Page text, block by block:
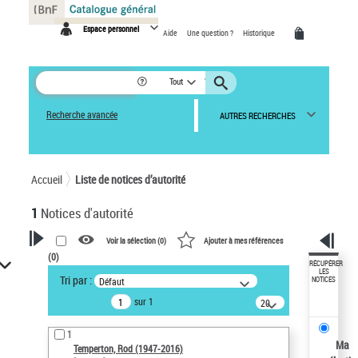
Espace personnel Aide Une question ? Historique
Tout
Recherche avancée AUTRES RECHERCHES
Accueil Liste de notices d’autorité
1 Notices d'autorité
VOTRE RECHERCHE
Recherche avancée dans les
notices d’autorité
Œuvres liées à l'auteur :
Temperton, Rod (1947-2016)
Voir la sélection (0) Ajouter à mes références
(0)
Tri par : Défaut
sur 1
20
résultats/page
1
Temperton, Rod (1947-2016)
RÉCUPÉRER
LES
NOTICES
Ma
Panneau de gestion des cookies